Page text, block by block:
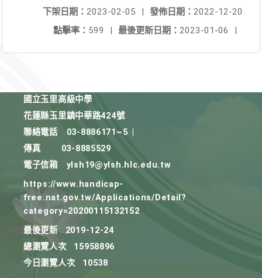
發佈日期： 2022-12-20
下架日期： 2023-02-05
|
最後更新日期： 2023-01-06 |
點擊率： 599 |
國立玉里高級中學
花蓮縣玉里鎮中華路424號
聯絡電話
03-8886171~5
傳真
03-8885529
電子信箱
ylsh19@ylsh.hlc.edu.tw
https://www.handicap-
free.nat.gov.tw/Applications/Detail?
category=20200115132152
最後更新
2019-12-24
總瀏覽人次
15958896
今日瀏覽人次
10538